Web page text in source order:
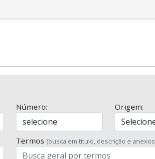
Número: Origem:
Termos (busca em título, descrição e